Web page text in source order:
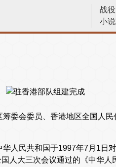
战役
小
文
委会委员、香港地区全国人
人民共和国于1997年7月1日
人大三次会议通过的《中华人